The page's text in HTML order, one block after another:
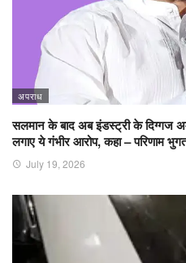
अपराध
सलमान के बाद अब इंडस्ट्री के दिग्गज
लगाए ये गंभीर आरोप, कहा – परिणाम
July 19, 2026